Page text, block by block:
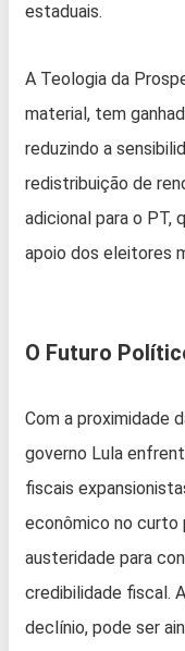
estaduais.
A Teologia da
material, tem
reduzindo a
redistribuição de
adicional para o PT,
apoio dos eleitores
O Futuro
Com a proximidade
governo Lula
fiscais
econômico no curto
austeridade para
credibilidade fiscal.
declínio, pode ser